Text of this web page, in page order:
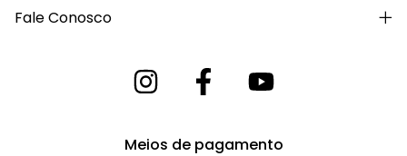
Fale Conosco
Meios de pagamento